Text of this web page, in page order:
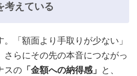
考えている
「額面より手取りが少ない」
さらにその先の本音につながっ
スの 「金額への納得感」
と、